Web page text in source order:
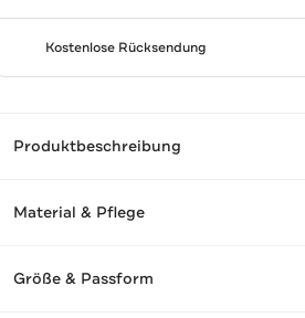
Kostenlose Rücksendung
Produktbeschreibung
Material & Pflege
Größe & Passform